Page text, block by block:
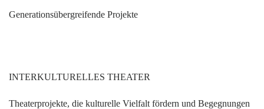
Generationsübergreifende Projekte
INTERKULTURELLES THEATER
Theaterprojekte, die kulturelle Vielfalt fördern und Begegnungen